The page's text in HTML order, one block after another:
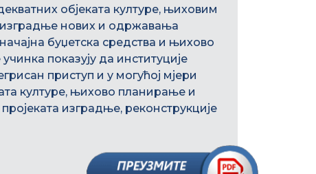
објеката културе, њиховим
изградње нових и одржавања
буџетска средства и њихово
показују да институције
приступ и у могућој мјери
културе, њихово планирање и
изградње, реконструкције